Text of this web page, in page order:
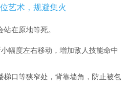
艺术，规避集火
在原地等死。
小幅度左右移动，增加敌人技能命中
梯口等狭窄处，背靠墙角，防止被包